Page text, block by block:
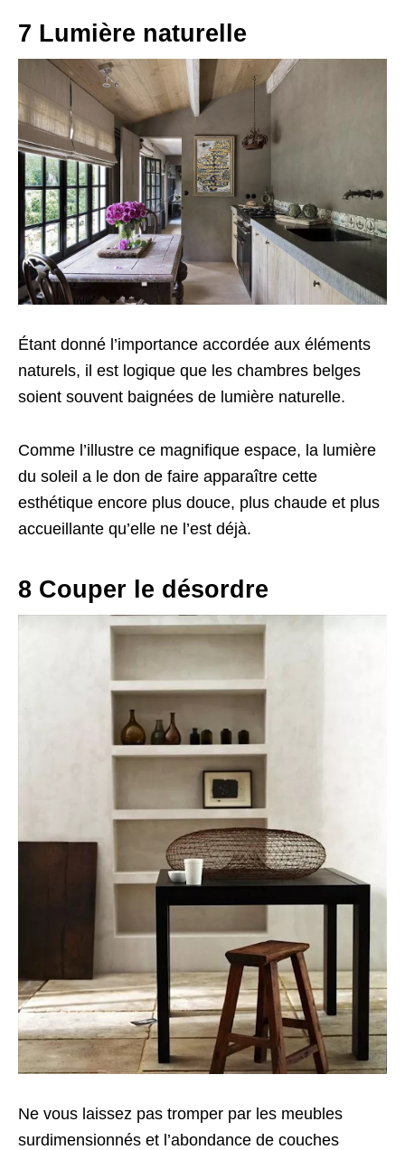
7 Lumière naturelle
Étant donné l’importance accordée aux éléments
naturels, il est logique que les chambres belges
soient souvent baignées de lumière naturelle.
Comme l’illustre ce magnifique espace, la lumière
du soleil a le don de faire apparaître cette
esthétique encore plus douce, plus chaude et plus
accueillante qu’elle ne l’est déjà.
8 Couper le désordre
Ne vous laissez pas tromper par les meubles
surdimensionnés et l’abondance de couches